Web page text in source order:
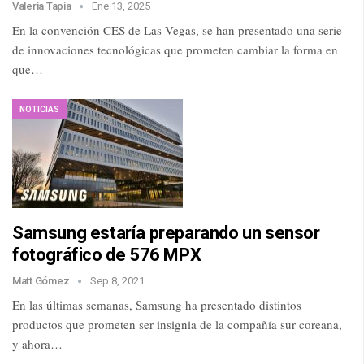
Valeria Tapia Ene 13, 2025
En la convención CES de Las Vegas, se han presentado una serie
de innovaciones tecnológicas que prometen cambiar la forma en
que…
NOTICIAS
Samsung estaría preparando un sensor
fotográfico de 576 MPX
Matt Gómez Sep 8, 2021
En las últimas semanas, Samsung ha presentado distintos
productos que prometen ser insignia de la compañía sur coreana,
y ahora…